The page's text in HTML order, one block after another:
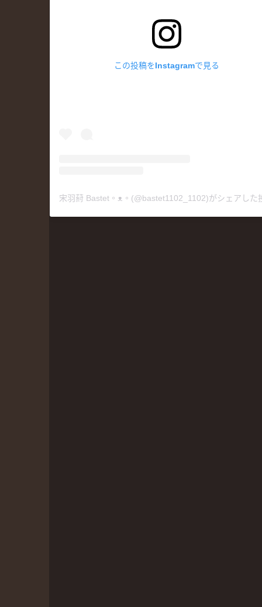
この投稿をInstagramで見る
宋羽葤 Bastet。ᴥ︎。(@bastet1102_1102)がシェアした